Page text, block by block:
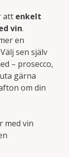
att enkelt
vin.
en
sen själv
– prosecco,
gärna
om din